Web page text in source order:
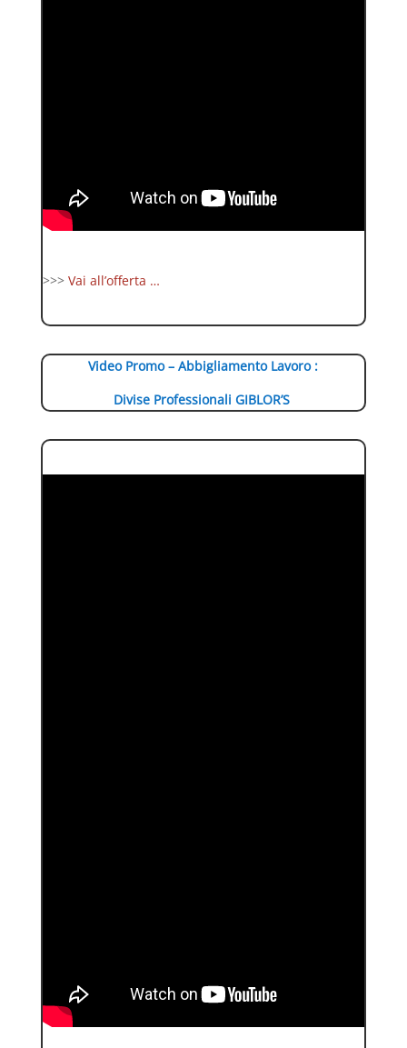
>>> Vai all’offerta …
Video Promo – Abbigliamento Lavoro :
Divise Professionali GIBLOR’S